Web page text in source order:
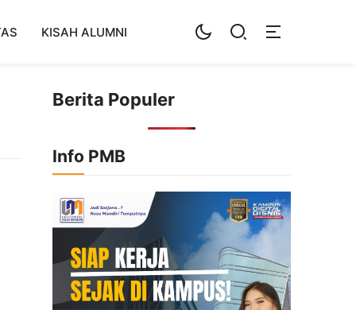
KISAH ALUMNI
Berita Populer
Info PMB